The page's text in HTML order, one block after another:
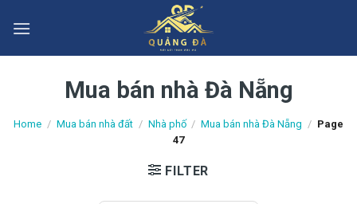
Mua bán nhà Đà Nẵng
Home / Mua bán nhà đất / Nhà phố / Mua bán nhà Đà Nẵng / Page
47
FILTER